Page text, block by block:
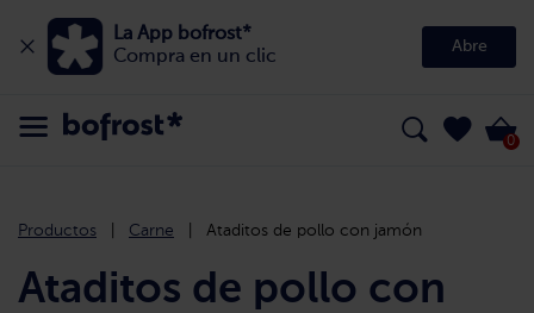
La App bofrost*
Compra en un clic
Abre
0
Productos Carne Ataditos de pollo con jamón
Ataditos de pollo con